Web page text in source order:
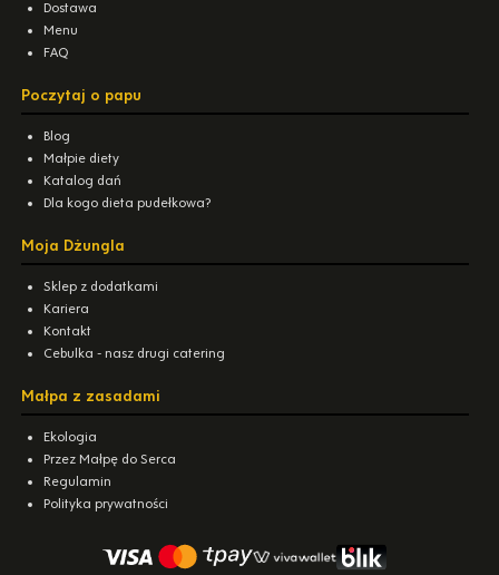
Dostawa
Menu
FAQ
Poczytaj o papu
Blog
Małpie diety
Katalog dań
Dla kogo dieta pudełkowa?
Moja Dżungla
Sklep z dodatkami
Kariera
Kontakt
Cebulka - nasz drugi catering
Małpa z zasadami
Ekologia
Przez Małpę do Serca
Regulamin
Polityka prywatności